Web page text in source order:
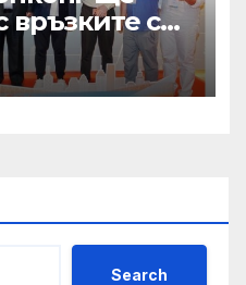
връзките си
Арабия
Search